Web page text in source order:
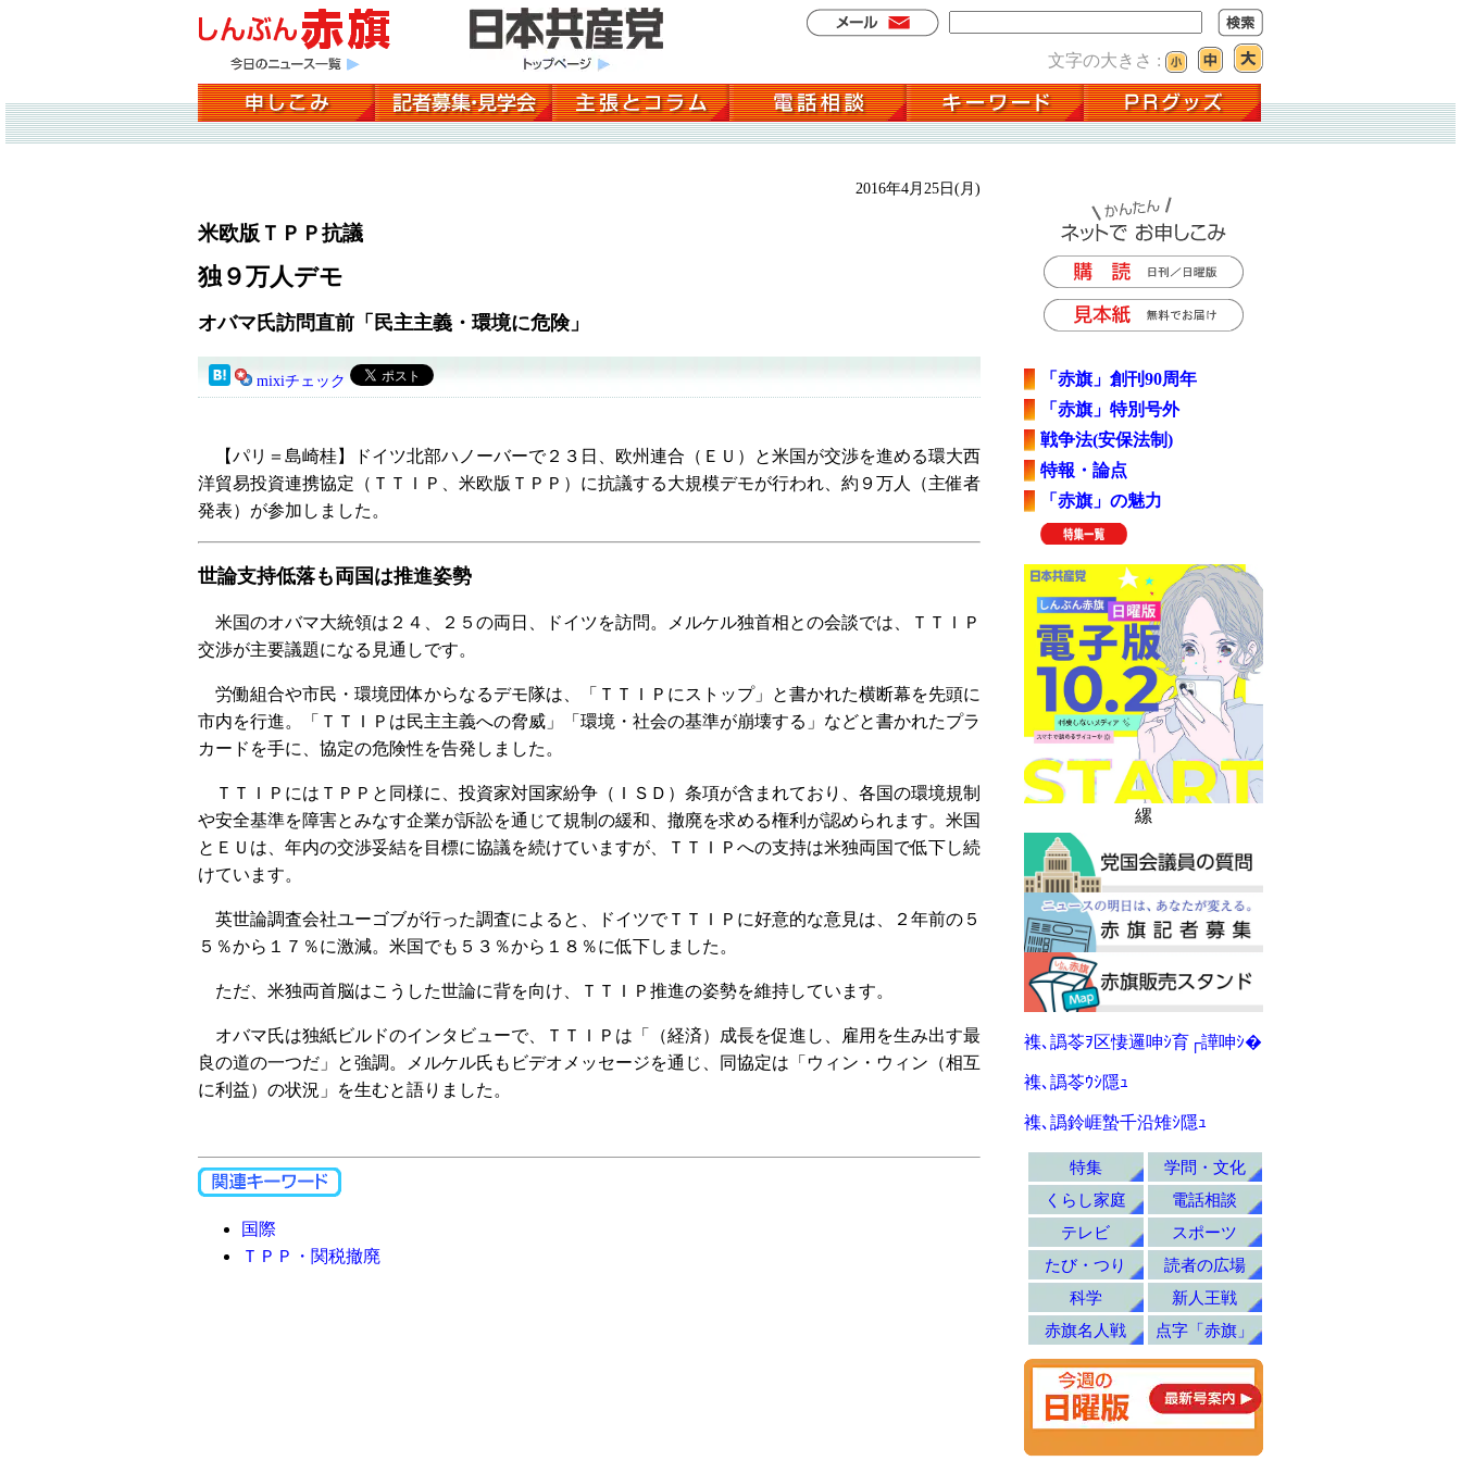
文字の大きさ :
2016年4月25日(月)
米欧版ＴＰＰ抗議
独９万人デモ
オバマ氏訪問直前「民主主義・環境に危険」
mixiチェック
【パリ＝島崎桂】ドイツ北部ハノーバーで２３日、欧州連合（ＥＵ）と米国が交渉を進める環大西
洋貿易投資連携協定（ＴＴＩＰ、米欧版ＴＰＰ）に抗議する大規模デモが行われ、約９万人（主催者
発表）が参加しました。
世論支持低落も両国は推進姿勢
米国のオバマ大統領は２４、２５の両日、ドイツを訪問。メルケル独首相との会談では、ＴＴＩＰ
交渉が主要議題になる見通しです。
労働組合や市民・環境団体からなるデモ隊は、「ＴＴＩＰにストップ」と書かれた横断幕を先頭に
市内を行進。「ＴＴＩＰは民主主義への脅威」「環境・社会の基準が崩壊する」などと書かれたプラ
カードを手に、協定の危険性を告発しました。
ＴＴＩＰにはＴＰＰと同様に、投資家対国家紛争（ＩＳＤ）条項が含まれており、各国の環境規制
や安全基準を障害とみなす企業が訴訟を通じて規制の緩和、撤廃を求める権利が認められます。米国
とＥＵは、年内の交渉妥結を目標に協議を続けていますが、ＴＴＩＰへの支持は米独両国で低下し続
けています。
英世論調査会社ユーゴブが行った調査によると、ドイツでＴＴＩＰに好意的な意見は、２年前の５
５％から１７％に激減。米国でも５３％から１８％に低下しました。
ただ、米独両首脳はこうした世論に背を向け、ＴＴＩＰ推進の姿勢を維持しています。
オバマ氏は独紙ビルドのインタビューで、ＴＴＩＰは「（経済）成長を促進し、雇用を生み出す最
良の道の一つだ」と強調。メルケル氏もビデオメッセージを通じ、同協定は「ウィン・ウィン（相互
に利益）の状況」を生むと語りました。
国際
ＴＰＰ・関税撤廃
「赤旗」創刊90周年
「赤旗」特別号外
戦争法(安保法制)
特報・論点
「赤旗」の魅力
縲
襍､譌苓ｦ区悽邏呻ｼ育┌譁呻ｼ�
襍､譌苓ｳｼ隱ｭ
襍､譌鈴崕蟄千沿雉ｼ隱ｭ
特集
学問・文化
くらし家庭
電話相談
テレビ
スポーツ
たび・つり
読者の広場
科学
新人王戦
赤旗名人戦
点字「赤旗」